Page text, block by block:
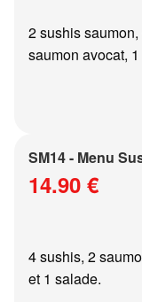
2 sushis
saumon avocat,
SM14 - Menu
14.90 €
4 sushis, 2
et 1 salade.